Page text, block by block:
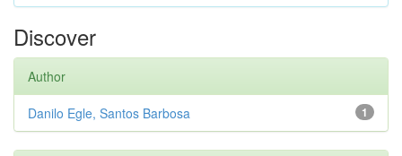
Discover
Author
1
Danilo Egle, Santos Barbosa